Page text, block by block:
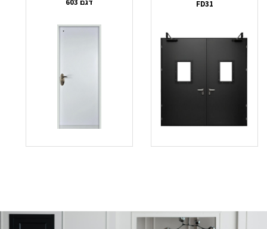
FD31
דגם 603